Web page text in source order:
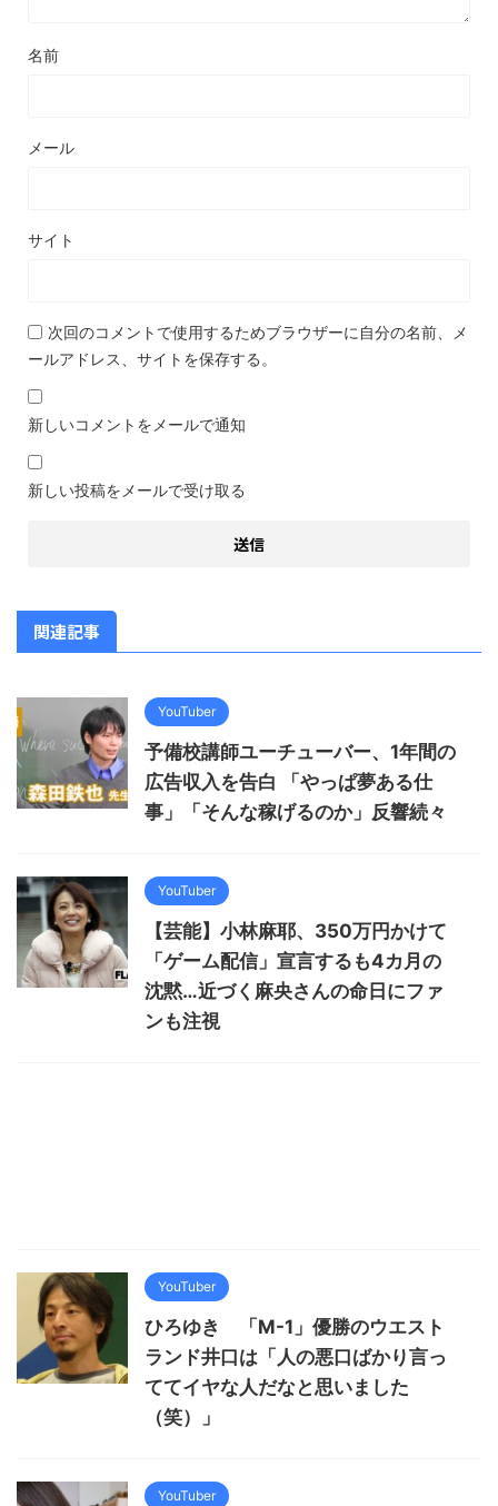
名前
メール
サイト
次回のコメントで使用するためブラウザーに自分の名前、メ
ールアドレス、サイトを保存する。
新しいコメントをメールで通知
新しい投稿をメールで受け取る
関連記事
YouTuber
予備校講師ユーチューバー、1年間の
広告収入を告白 「やっぱ夢ある仕
事」「そんな稼げるのか」反響続々
YouTuber
【芸能】小林麻耶、350万円かけて
「ゲーム配信」宣言するも4カ月の
沈黙…近づく麻央さんの命日にファ
ンも注視
YouTuber
ひろゆき 「M-1」優勝のウエスト
ランド井口は「人の悪口ばかり言っ
ててイヤな人だなと思いました
（笑）」
YouTuber